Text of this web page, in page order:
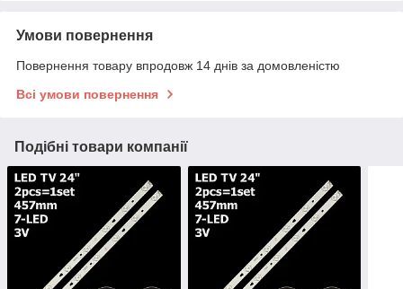
Умови повернення
Повернення товару впродовж 14 днів за домовленістю
Всі умови повернення
Подібні товари компанії